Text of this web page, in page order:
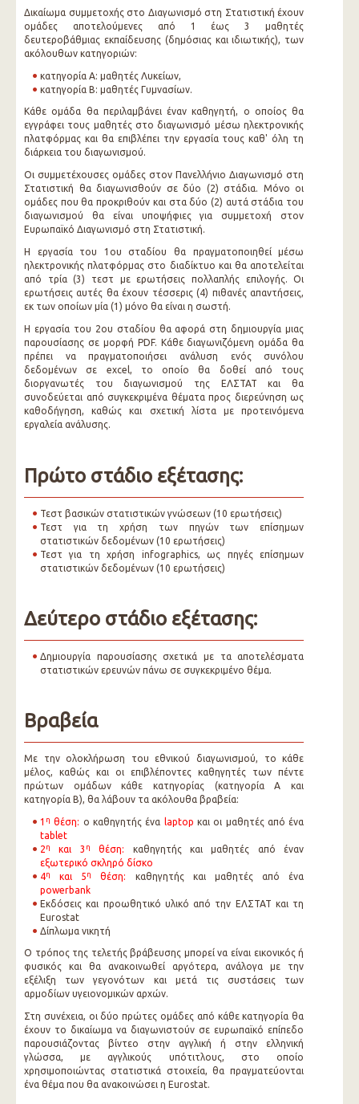
Δικαίωμα συμμετοχής στο Διαγωνισμό στη Στατιστική έχουν
ομάδες αποτελούμενες από 1 έως 3 μαθητές
δευτεροβάθμιας εκπαίδευσης (δημόσιας και ιδιωτικής), των
ακόλουθων κατηγοριών:
κατηγορία Α: μαθητές Λυκείων,
κατηγορία Β: μαθητές Γυμνασίων.
Κάθε ομάδα θα περιλαμβάνει έναν καθηγητή, ο οποίος θα
εγγράφει τους μαθητές στο διαγωνισμό μέσω ηλεκτρονικής
πλατφόρμας και θα επιβλέπει την εργασία τους καθ' όλη τη
διάρκεια του διαγωνισμού.
Οι συμμετέχουσες ομάδες στον Πανελλήνιο Διαγωνισμό στη
Στατιστική θα διαγωνισθούν σε δύο (2) στάδια. Μόνο οι
ομάδες που θα προκριθούν και στα δύο (2) αυτά στάδια του
διαγωνισμού θα είναι υποψήφιες για συμμετοχή στον
Ευρωπαϊκό Διαγωνισμό στη Στατιστική.
Η εργασία του 1ου σταδίου θα πραγματοποιηθεί μέσω
ηλεκτρονικής πλατφόρμας στο διαδίκτυο και θα αποτελείται
από τρία (3) τεστ με ερωτήσεις πολλαπλής επιλογής. Οι
ερωτήσεις αυτές θα έχουν τέσσερις (4) πιθανές απαντήσεις,
εκ των οποίων μία (1) μόνο θα είναι η σωστή.
Η εργασία του 2ου σταδίου θα αφορά στη δημιουργία μιας
παρουσίασης σε μορφή PDF. Κάθε διαγωνιζόμενη ομάδα θα
πρέπει να πραγματοποιήσει ανάλυση ενός συνόλου
δεδομένων σε excel, το οποίο θα δοθεί από τους
διοργανωτές του διαγωνισμού της ΕΛΣΤΑΤ και θα
συνοδεύεται από συγκεκριμένα θέματα προς διερεύνηση ως
καθοδήγηση, καθώς και σχετική λίστα με προτεινόμενα
εργαλεία ανάλυσης.
Πρώτο στάδιο εξέτασης:
Τεστ βασικών στατιστικών γνώσεων (10 ερωτήσεις)
Τεστ για τη χρήση των πηγών των επίσημων
στατιστικών δεδομένων (10 ερωτήσεις)
Τεστ για τη χρήση infographics, ως πηγές επίσημων
στατιστικών δεδομένων (10 ερωτήσεις)
Δεύτερο στάδιο εξέτασης:
Δημιουργία παρουσίασης σχετικά με τα αποτελέσματα
στατιστικών ερευνών πάνω σε συγκεκριμένο θέμα.
Βραβεία
Με την ολοκλήρωση του εθνικού διαγωνισμού, το κάθε
μέλος, καθώς και οι επιβλέποντες καθηγητές των πέντε
πρώτων ομάδων κάθε κατηγορίας (κατηγορία Α και
κατηγορία Β), θα λάβουν τα ακόλουθα βραβεία:
1 η θέση: ο καθηγητής ένα laptop και οι μαθητές από ένα
tablet
2 η και 3 η θέση: καθηγητής και μαθητές από έναν
εξωτερικό σκληρό δίσκο
4η και 5 η θέση:
καθηγητής και μαθητές από ένα
powerbank
Εκδόσεις και προωθητικό υλικό από την ΕΛΣΤΑΤ και τη
Eurostat
Δίπλωμα νικητή
Ο τρόπος της τελετής βράβευσης μπορεί να είναι εικονικός ή
φυσικός και θα ανακοινωθεί αργότερα, ανάλογα με την
εξέλιξη των γεγονότων και μετά τις συστάσεις των
αρμοδίων υγειονομικών αρχών.
Στη συνέχεια, οι δύο πρώτες ομάδες από κάθε κατηγορία θα
έχουν το δικαίωμα να διαγωνιστούν σε ευρωπαϊκό επίπεδο
παρουσιάζοντας βίντεο στην αγγλική ή στην ελληνική
γλώσσα, με αγγλικούς υπότιτλους, στο οποίο
χρησιμοποιώντας στατιστικά στοιχεία, θα πραγματεύονται
ένα θέμα που θα ανακοινώσει η Eurostat.